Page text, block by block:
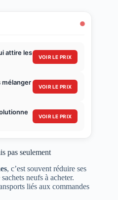
attire les
VOIR LE PRIX
mélanger
VOIR LE PRIX
VOIR LE PRIX
pas seulement
, c’est souvent réduire ses
neufs à acheter.
liés aux commandes